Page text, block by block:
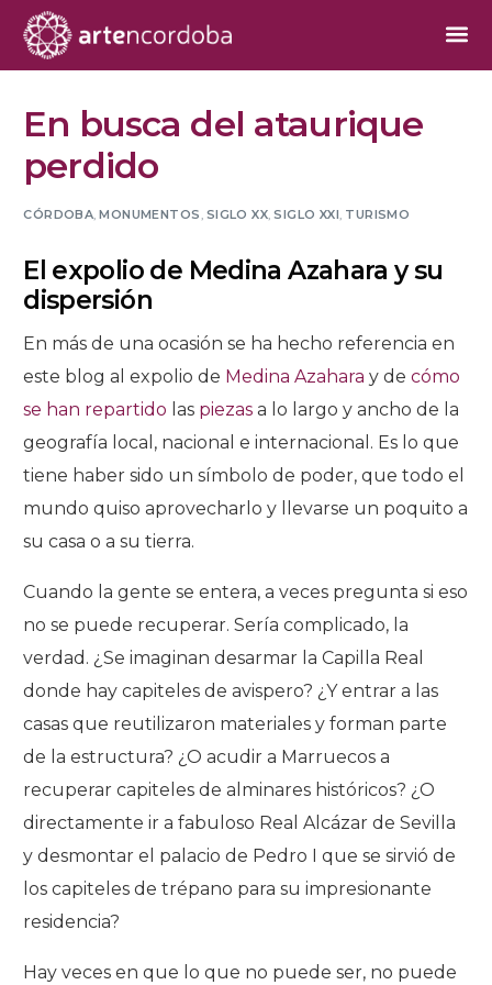
En busca del ataurique
perdido
CÓRDOBA ,MONUMENTOS SIGLO XX ,SIGLO XXI TURISMO
El expolio de Medina Azahara y su
dispersión
En más de una ocasión se ha hecho referencia en
este blog al expolio de Medina Azahara y decómo
se han repartido las piezas a lo largo y ancho de la
geografía local, nacional e internacional. Es lo que
tiene haber sido un símbolo de poder, que todo el
mundo quiso aprovecharlo y llevarse un poquito a
su casa o a su tierra.
Cuando la gente se entera, a veces pregunta si eso
no se puede recuperar. Sería complicado, la
verdad. ¿Se imaginan desarmar la Capilla Real
donde hay capiteles de avispero? ¿Y entrar a las
casas que reutilizaron materiales y forman parte
de la estructura? ¿O acudir a Marruecos a
recuperar capiteles de alminares históricos? ¿O
directamente ir a fabuloso Real Alcázar de Sevilla
y desmontar el palacio de Pedro I que se sirvió de
los capiteles de trépano para su impresionante
residencia?
Hay veces en que lo que no puede ser, no puede